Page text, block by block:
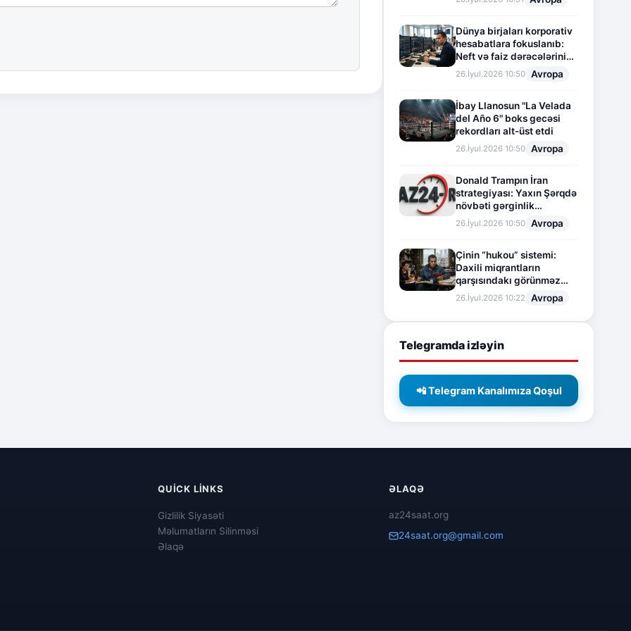
Dünya birjaları korporativ
hesabatlara fokuslanıb:
Neft və faiz dərəcələrinin
təsiri altında cari vəziyyət
26.İyul.2026 10:50 Avropa
İbay Llanosun "La Velada
del Año 6" boks gecəsi
rekordları alt-üst etdi
26.İyul.2026 10:50 Avropa
Donald Trampın İran
strategiyası: Yaxın Şərqdə
növbəti gərginlik
mərhələsi
26.İyul.2026 10:50 Avropa
Çinin “hukou” sistemi:
Daxili miqrantların
qarşısındakı görünməz
sədd
26.İyul.2026 10:22 Avropa
Telegramda izləyin
📲 Telegram Kanalımıza Qoşul
QUICK LINKS
Gizlilik Siyasəti
Məlumatların Silinməsi
Əlaqə
ƏLAQƏ
az24saat.org
24saat.org@gmail.com